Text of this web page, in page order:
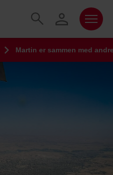
Martin er sammen med